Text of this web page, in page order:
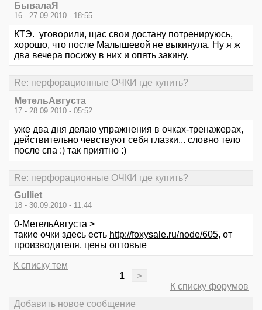
БывалаЯ
16 - 27.09.2010 - 18:55
КТЭ. уговорили, щас свои достану потренируюсь,
хорошо, что после Малышевой не выкинула. Ну я ж
два вечера посижу в них и опять закину.
Re: перфорационные ОЧКИ где купить?
МетельАвгуста
17 - 28.09.2010 - 05:52
уже два дня делаю упражнения в очках-тренажерах,
действительно чевствуют себя глазки... словно тело
после спа :) так приятно :)
Re: перфорационные ОЧКИ где купить?
Gulliet
18 - 30.09.2010 - 11:44
0-МетельАвгуста >
такие очки здесь есть http://foxysale.ru/node/605, от
производителя, цены оптовые
К списку тем
1
>
К списку форумов
Добавить новое сообщение